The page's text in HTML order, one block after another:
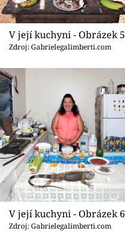
V její kuchyni - Obrázek 5
Zdroj: Gabrielegalimberti.com
V její kuchyni - Obrázek 6
Zdroj: Gabrielegalimberti.com